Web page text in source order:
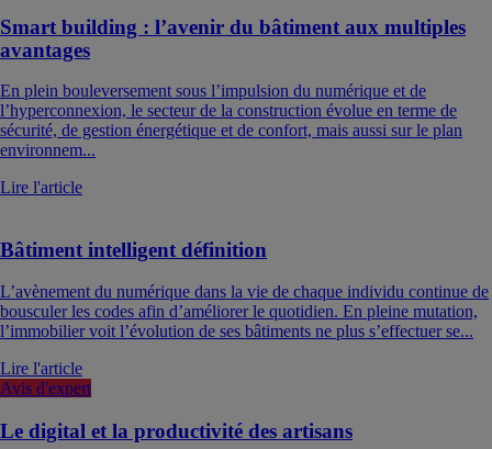
Smart building : l’avenir du bâtiment aux multiples
avantages
En plein bouleversement sous l’impulsion du numérique et de
l’hyperconnexion, le secteur de la construction évolue en terme de
sécurité, de gestion énergétique et de confort, mais aussi sur le plan
environnem...
Lire l'article
Bâtiment intelligent définition
L’avènement du numérique dans la vie de chaque individu continue de
bousculer les codes afin d’améliorer le quotidien. En pleine mutation,
l’immobilier voit l’évolution de ses bâtiments ne plus s’effectuer se...
Lire l'article
Avis d'expert
Le digital et la productivité des artisans